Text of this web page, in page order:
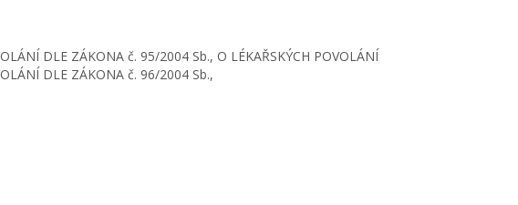
DLE ZÁKONA č. 95/2004 Sb., O LÉKAŘSKÝCH POVOLÁNÍ
DLE ZÁKONA č. 96/2004 Sb.,